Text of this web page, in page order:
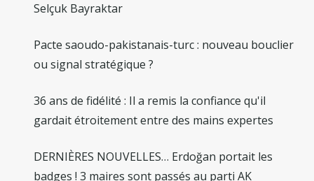
Selçuk Bayraktar
Pacte saoudo-pakistanais-turc : nouveau bouclier
ou signal stratégique ?
36 ans de fidélité : Il a remis la confiance qu'il
gardait étroitement entre des mains expertes
DERNIÈRES NOUVELLES… Erdoğan portait les
badges ! 3 maires sont passés au parti AK